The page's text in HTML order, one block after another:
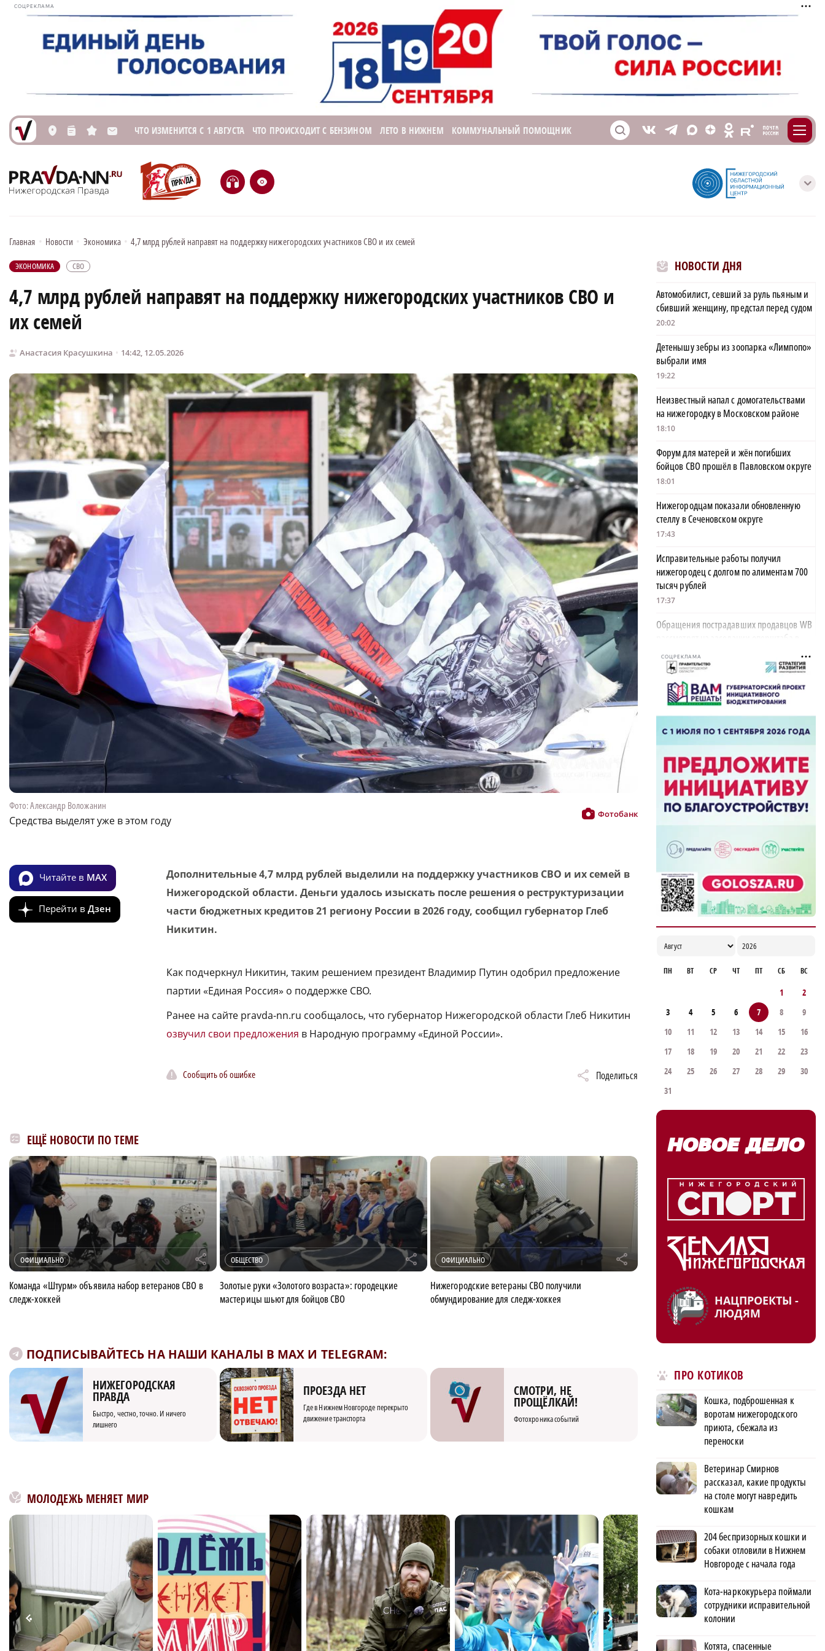
СОЦРЕКЛАМА
L n s M ЧТО ИЗМЕНИТСЯ С 1 АВГУСТА ЧТО ПРОИСХОДИТ С БЕНЗИНОМ ЛЕТО В НИЖНЕМ КОММУНАЛЬНЫЙ ПОМОЩНИК S V T X Z O E m
H e с
Главная • Новости • Экономика • 4,7 млрд рублей направят на поддержку нижегородских участников СВО и их семей
ЭКОНОМИКА СВО
4,7 млрд рублей направят на поддержку нижегородских участников СВО и
их семей
Анастасия Красушкина 14:42, 12.05.2026
Фото: Александр Воложанин
Средства выделят уже в этом году Фотобанк
Читайте в MAX
Перейти в Дзен
Дополнительные 4,7 млрд рублей выделили на поддержку участников СВО и их семей в
Нижегородской области. Деньги удалось изыскать после решения о реструктуризации
части бюджетных кредитов 21 региону России в 2026 году, сообщил губернатор Глеб
Никитин.
Как подчеркнул Никитин, таким решением президент Владимир Путин одобрил предложение
партии «Единая Россия» о поддержке СВО.
Ранее на сайте pravda-nn.ru сообщалось, что губернатор Нижегородской области Глеб Никитин
озвучил свои предложения в Народную программу «Единой России».
Сообщить об ошибке Поделиться
ЕЩЁ НОВОСТИ ПО ТЕМЕ
ОФИЦИАЛЬНО r
Команда «Штурм» объявила набор ветеранов СВО в
следж-хоккей
ОБЩЕСТВО r
Золотые руки «Золотого возраста»: городецкие
мастерицы шьют для бойцов СВО
ОФИЦИАЛЬНО r
Нижегородские ветераны СВО получили
обмундирование для следж-хоккея
ПОДПИСЫВАЙТЕСЬ НА НАШИ КАНАЛЫ В MAX И TELEGRAM:
НИЖЕГОРОДСКАЯ
ПРАВДА
Быстро, честно, точно. И ничего
лишнего
ПРОЕЗДА НЕТ
Где в Нижнем Новгороде перекрыто
движение транспорта
СМОТРИ, НЕ
ПРОЩЁЛКАЙ!
Фотохроника событий
МОЛОДЕЖЬ МЕНЯЕТ МИР
×
НОВОСТИ ДНЯ
Автомобилист, севший за руль пьяным и
сбивший женщину, предстал перед судом
20:02
Детенышу зебры из зоопарка «Лимпопо»
выбрали имя
19:22
Неизвестный напал с домогательствами
на нижегородку в Московском районе
18:10
Форум для матерей и жён погибших
бойцов СВО прошёл в Павловском округе
18:01
Нижегородцам показали обновленную
стеллу в Сеченовском округе
17:43
Исправительные работы получил
нижегородец с долгом по алиментам 700
тысяч рублей
17:37
Обращения пострадавших продавцов WB
рассмотрят на заседании оперштаба в
августе
17:21
Нижегородская область вошла в число
лидеров научно-популярного туризма
17:10
Специальный концерт «Музыка
балконов» пройдет в Нижнем Новгороде
15 августа
17:06
Опасное сливочное масло обнаружили в
Нижегородской области
17:00
СОЦРЕКЛАМА
ПН ВТ СР ЧТ ПТ СБ ВС
1
2
3
4 5 6 7 8
9
10
11 12 13 14 15
16
17
18 19 20 21 22
23
24
25 26 27 28 29
30
31
НАЦПРОЕКТЫ -
ЛЮДЯМ
ПРО КОТИКОВ
Кошка, подброшенная к
воротам нижегородского
приюта, сбежала из
переноски
Ветеринар Смирнов
рассказал, какие продукты
на столе могут навредить
кошкам
204 беспризорных кошки и
собаки отловили в Нижнем
Новгороде с начала года
Кота-наркокурьера поймали
сотрудники исправительной
колонии
Котята, спасенные